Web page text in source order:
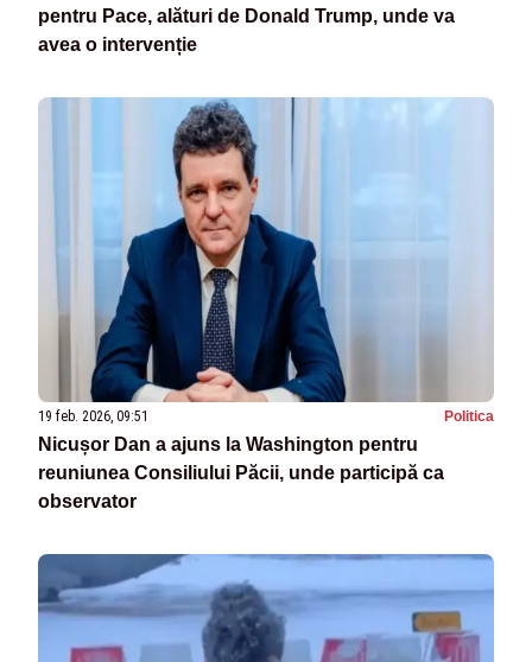
pentru Pace, alături de Donald Trump, unde va
avea o intervenție
19 feb. 2026, 09:51 Politica
Nicușor Dan a ajuns la Washington pentru
reuniunea Consiliului Păcii, unde participă ca
observator